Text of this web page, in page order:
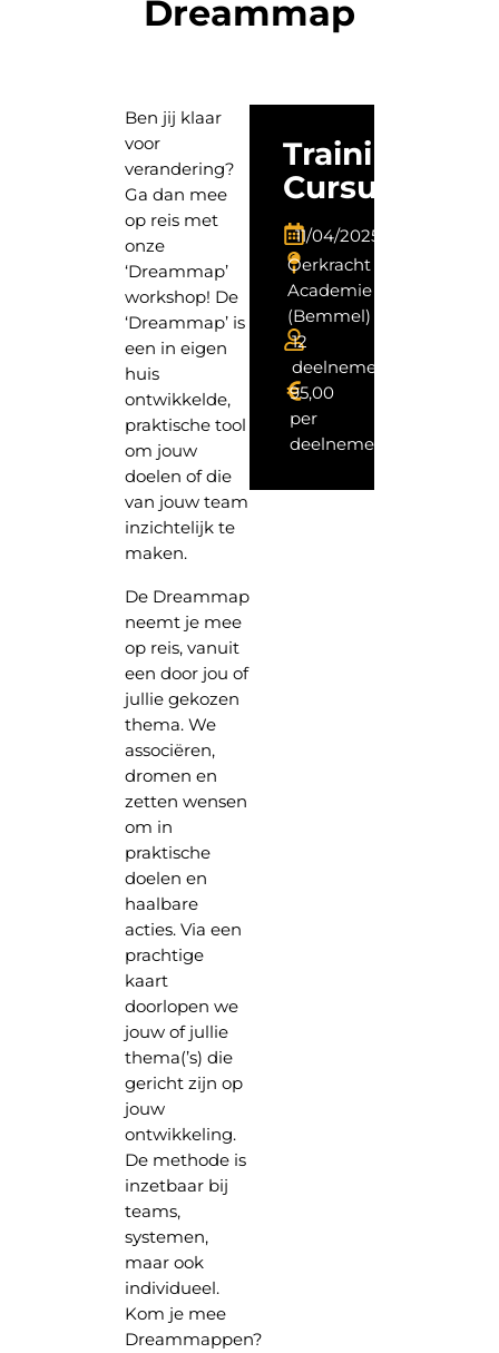
Dreammap
Ben jij klaar
voor
verandering?
Ga dan mee
op reis met
onze
‘Dreammap’
workshop! De
‘Dreammap’ is
een in eigen
huis
ontwikkelde,
praktische tool
om jouw
doelen of die
van jouw team
inzichtelijk te
maken.
De Dreammap
neemt je mee
op reis, vanuit
een door jou of
jullie gekozen
thema. We
associëren,
dromen en
zetten wensen
om in
praktische
doelen en
haalbare
acties. Via een
prachtige
kaart
doorlopen we
jouw of jullie
thema(’s) die
gericht zijn op
jouw
ontwikkeling.
De methode is
inzetbaar bij
teams,
systemen,
maar ook
individueel.
Kom je mee
Dreammappen?
Training,
Cursus
11 04 2025
Oerkracht
Academie
(Bemmel)
12
deelnemers
95,00
per
deelnemer